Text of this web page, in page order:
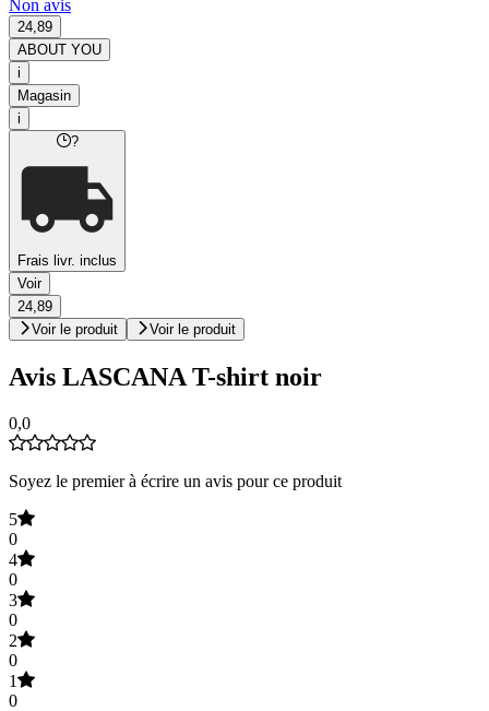
Non avis
24,89
ABOUT YOU
i
Magasin
i
?
Frais livr. inclus
Voir
24,89
Voir le produit
Voir le produit
Avis LASCANA T-shirt noir
0,0
Soyez le premier à écrire un avis pour ce produit
5
0
4
0
3
0
2
0
1
0